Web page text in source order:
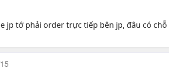
jp tớ phải order trực tiếp bên jp, đâu có chỗ